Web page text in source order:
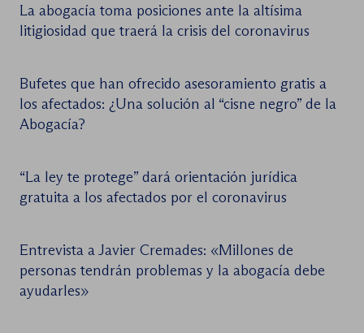
La abogacía toma posiciones ante la altísima
litigiosidad que traerá la crisis del coronavirus
Bufetes que han ofrecido asesoramiento gratis a
los afectados: ¿Una solución al “cisne negro” de la
Abogacía?
“La ley te protege” dará orientación jurídica
gratuita a los afectados por el coronavirus
Entrevista a Javier Cremades: «Millones de
personas tendrán problemas y la abogacía debe
ayudarles»